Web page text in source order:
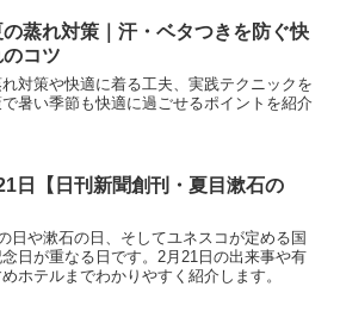
蒸れ対策｜汗・ベタつきを防ぐ快
コツ
対策や快適に着る工夫、実践テクニックを
暑い季節も快適に過ごせるポイントを紹介
日【日刊新聞創刊・夏目漱石の
日や漱石の日、そしてユネスコが定める国
日が重なる日です。2月21日の出来事や有
ホテルまでわかりやすく紹介します。